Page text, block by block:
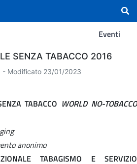
Eventi
SENZA TABACCO 2016
- Modificato 23/01/2023
TABACCO WORLD NO-TOBACCO
anonimo
TABAGISMO E SERVIZIO